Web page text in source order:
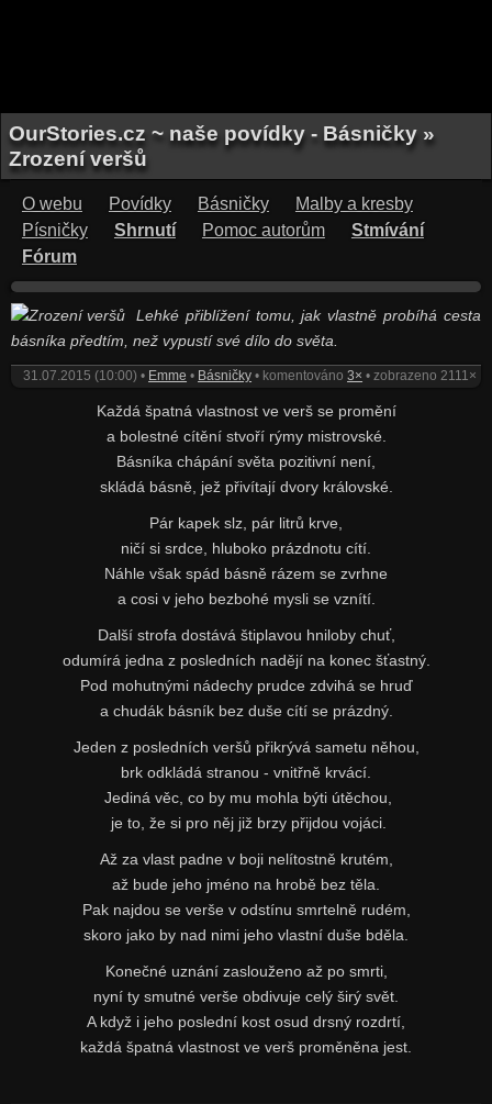
OurStories.cz ~ naše povídky - Básničky »
Zrození veršů
O webu Povídky Básničky
Malby a kresby
Písničky
Shrnutí Pomoc autorům
Stmívání
Fórum
Lehké přiblížení tomu, jak vlastně probíhá cesta
básníka předtím, než vypustí své dílo do světa.
31.07.2015 (10:00) • Emme • Básničky • komentováno3× • zobrazeno 2111×
Každá špatná vlastnost ve verš se promění
a bolestné cítění stvoří rýmy mistrovské.
Básníka chápání světa pozitivní není,
skládá básně, jež přivítají dvory královské.
Pár kapek slz, pár litrů krve,
ničí si srdce, hluboko prázdnotu cítí.
Náhle však spád básně rázem se zvrhne
a cosi v jeho bezbohé mysli se vznítí.
Další strofa dostává štiplavou hniloby chuť,
odumírá jedna z posledních nadějí na konec šťastný.
Pod mohutnými nádechy prudce zdvihá se hruď
a chudák básník bez duše cítí se prázdný.
Jeden z posledních veršů přikrývá sametu něhou,
brk odkládá stranou - vnitřně krvácí.
Jediná věc, co by mu mohla býti útěchou,
je to, že si pro něj již brzy přijdou vojáci.
Až za vlast padne v boji nelítostně krutém,
až bude jeho jméno na hrobě bez těla.
Pak najdou se verše v odstínu smrtelně rudém,
skoro jako by nad nimi jeho vlastní duše bděla.
Konečné uznání zaslouženo až po smrti,
nyní ty smutné verše obdivuje celý širý svět.
A když i jeho poslední kost osud drsný rozdrtí,
každá špatná vlastnost ve verš proměněna jest.